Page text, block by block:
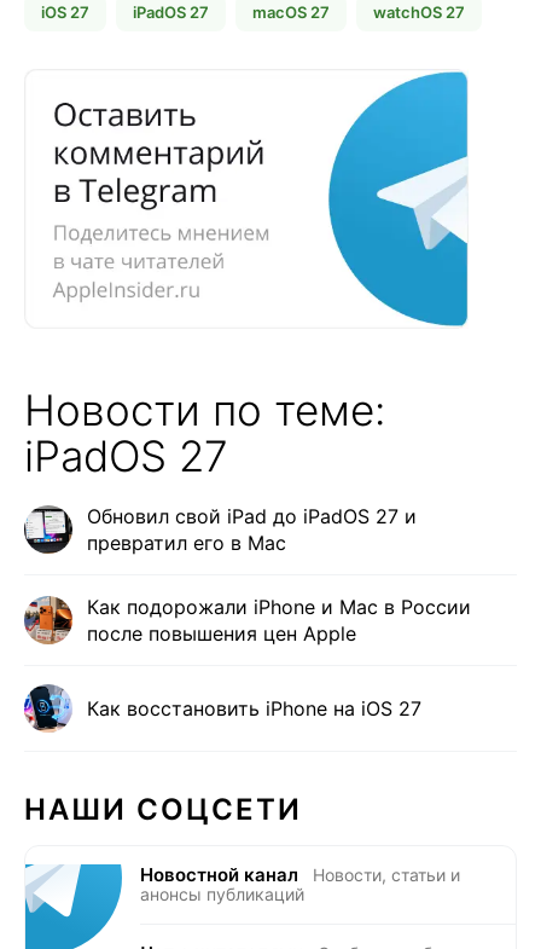
iOS 27 iPadOS 27 macOS 27 watchOS 27
Новости по теме:
iPadOS 27
Обновил свой iPad до iPadOS 27 и
превратил его в Mac
Как подорожали iPhone и Mac в России
после повышения цен Apple
Как восстановить iPhone на iOS 27
НАШИ СОЦСЕТИ
Новостной канал
Новости, статьи и
анонсы публикаций